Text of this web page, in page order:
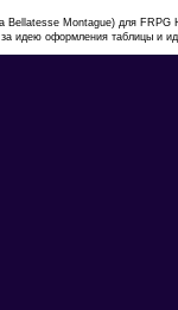
Bellatesse Montague) для
за идею оформления таблицы и